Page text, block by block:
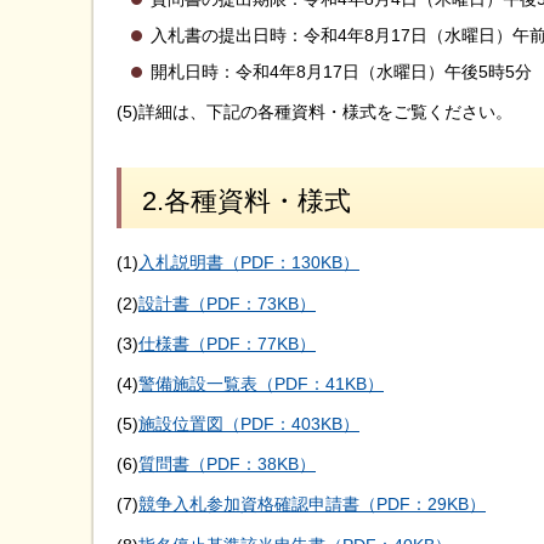
入札書の提出日時：令和4年8月17日（水曜日）午
開札日時：令和4年8月17日（水曜日）午後5時5分
(5)詳細は、下記の各種資料・様式をご覧ください。
2.各種資料・様式
(1)入札説明書（PDF：130KB）
(2)設計書（PDF：73KB）
(3)仕様書（PDF：77KB）
(4)警備施設一覧表（PDF：41KB）
(5)施設位置図（PDF：403KB）
(6)質問書（PDF：38KB）
(7)競争入札参加資格確認申請書（PDF：29KB）